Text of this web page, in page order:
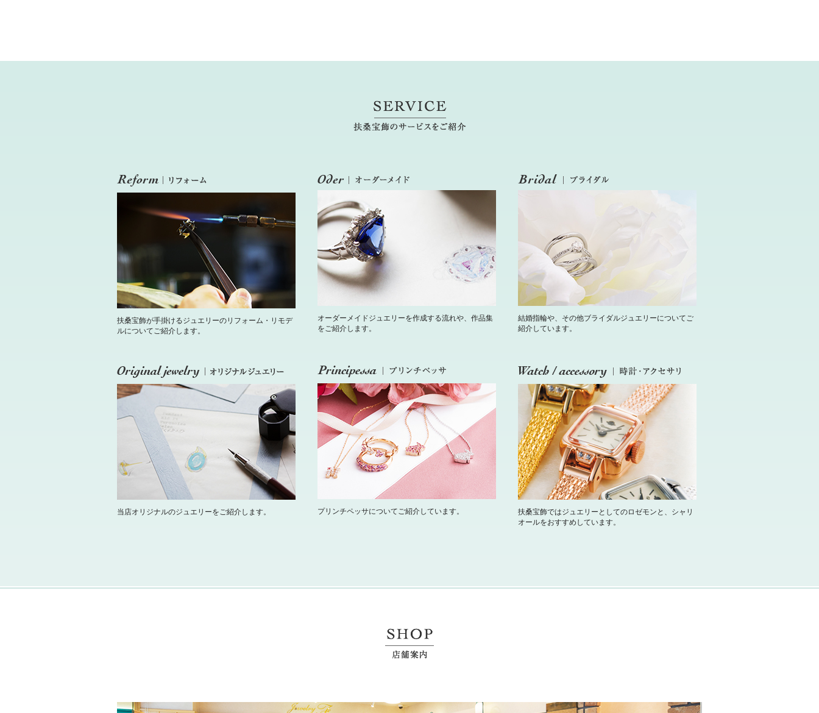
扶桑宝飾が手掛けるジュエリーのリフォーム・リモデ
ルについてご紹介します。
オーダーメイドジュエリーを作成する流れや、作品集
をご紹介します。
結婚指輪や、その他ブライダルジュエリーについてご
紹介しています。
当店オリジナルのジュエリーをご紹介します。 プリンチペッサについてご紹介しています。
扶桑宝飾ではジュエリーとしてのロゼモンと、シャリ
オールをおすすめしています。